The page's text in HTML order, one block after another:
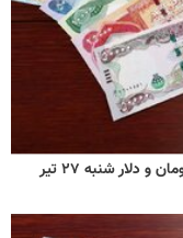
قیمت دینار عراق امروز + نرخ ارز اربعین دولتی به تومان و دلار شنبه ۲۷ تیر